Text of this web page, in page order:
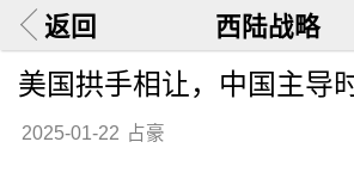
返回 西陆战略
美国拱手相让，中国主导
2025-01-22 占豪